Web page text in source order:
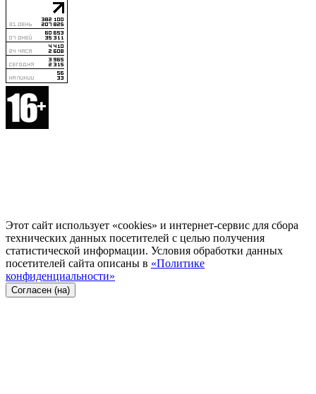
Этот сайт использует «cookies» и интернет-сервис для сбора
технических данных посетителей с целью получения
статистической информации. Условия обработки данных
посетителей сайта описаны в «Политике
конфиденциальности»
Согласен (на)